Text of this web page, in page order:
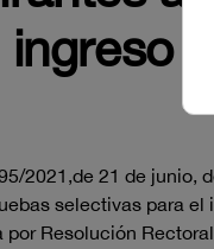
2021,de 21 de junio,
selectivas para
por Resolución